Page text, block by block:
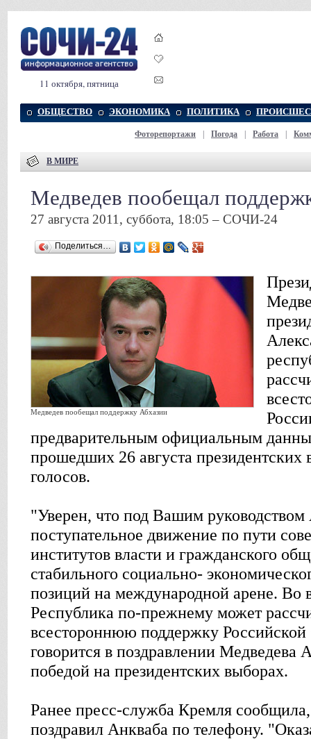
11 октября, пятница
ОБЩЕСТВО ЭКОНОМИКА ПОЛИТИКА
Фоторепортажи Погода Работа
В МИРЕ
Медведев пообещал
27 августа 2011, суббота, 18:05 – СОЧИ-24
Поделиться…
Медведев пообещал поддержку Абхазии
предварительным официальным
прошедших 26 августа президентских
голосов.
"Уверен, что под Вашим руководством
поступательное движение по пути
институтов власти и гражданского
стабильного социально-
позиций на международной арене. Во
Республика по-прежнему может
всестороннюю поддержку
говорится в поздравлении Медведева
победой на президентских выборах.
Ранее пресс-служба Кремля
поздравил Анкваба по телефону.